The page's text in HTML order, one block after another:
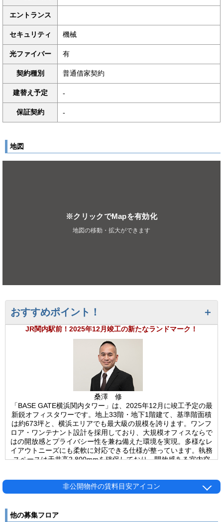
エントランス
セキュリティ 機械
光ファイバー 有
契約種別 普通借家契約
建替え予定 -
保証契約 -
地図
※クリックでMapを有効化
地図の移動・拡大ができます
おすすめポイント！
JR関内駅前！2025年12月竣工の新たなランドマーク！
桑澤 修
「BASE GATE横浜関内タワー」は、2025年12月に竣工予定の最
新鋭オフィスタワーです。地上33階・地下1階建て、基準階面積
は約673坪と、横浜エリアでも最大級の規模を誇ります。ワンフ
ロア・ワンテナント設計を採用しており、大規模オフィスならで
はの開放感とプライバシー性を兼ね備えた環境を実現。多様なレ
イアウトニーズにも柔軟に対応できる仕様が整っています。執務
スペースは天井高2,800mmを確保しており、開放感ある室内空
別トイレを設置することで、利便性と清潔感を高めています。最
新の建築基準に準拠した新耐震・制震構造を採用し、安心・安全
ーターを備えており、大規模オフィス特有の混雑を緩和し、円滑
非公開物件の賃料目安アイコン
他の募集フロア